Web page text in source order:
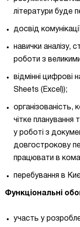
літератури буде
досвід
навички аналізу,
роботи з
відмінні цифрові
Sheets (Excel));
організованість,
чітке планування
у роботі з
довгострокову
працювати в
перебування в
Функціональні
участь у